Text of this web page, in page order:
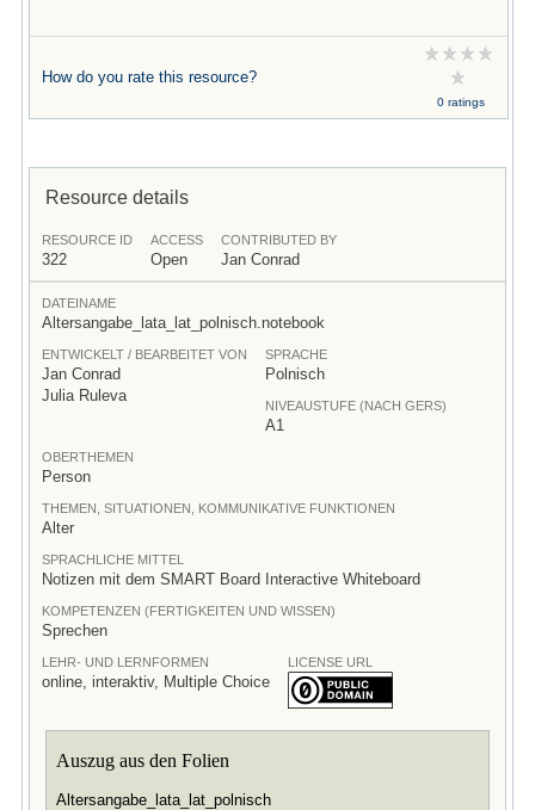
How do you rate this resource?
0 ratings
Resource details
RESOURCE ID
322
ACCESS
Open
CONTRIBUTED BY
Jan Conrad
DATEINAME
Altersangabe_lata_lat_polnisch.notebook
ENTWICKELT / BEARBEITET VON
Jan Conrad
Julia Ruleva
SPRACHE
Polnisch
NIVEAUSTUFE (NACH GERS)
A1
OBERTHEMEN
Person
THEMEN, SITUATIONEN, KOMMUNIKATIVE FUNKTIONEN
Alter
SPRACHLICHE MITTEL
Notizen mit dem SMART Board Interactive Whiteboard
KOMPETENZEN (FERTIGKEITEN UND WISSEN)
Sprechen
LEHR- UND LERNFORMEN
online, interaktiv, Multiple Choice
LICENSE URL
Auszug aus den Folien
Altersangabe_lata_lat_polnisch